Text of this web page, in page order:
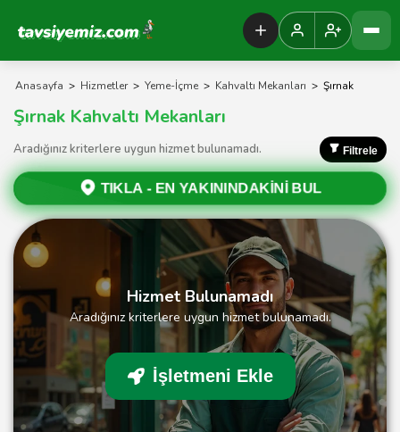
Tavsiyemiz Anasayfa
Anasayfa > Hizmetler > Yeme-İçme > Kahvaltı Mekanları > Şırnak
Şırnak Kahvaltı Mekanları
Aradığınız kriterlere uygun hizmet bulunamadı. Filtrele
TIKLA - EN YAKININDAKİNİ BUL
Hizmet Bulunamadı
Aradığınız kriterlere uygun hizmet bulunamadı.
İşletmeni Ekle